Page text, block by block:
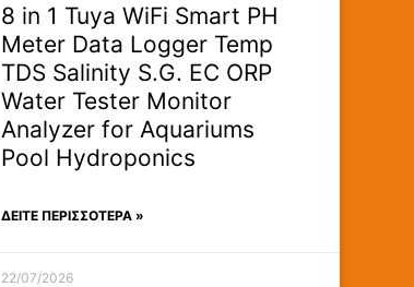
8 in 1 Tuya WiFi Smart PH
Meter Data Logger Temp
TDS Salinity S.G. EC ORP
Water Tester Monitor
Analyzer for Aquariums
Pool Hydroponics
ΔΕΊΤΕ ΠΕΡΙΣΣΟΤΕΡΑ »
22/07/2026